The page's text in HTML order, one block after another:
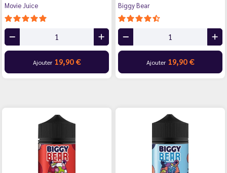
Movie Juice
Ajouter 19,90 €
Biggy Bear
Ajouter 19,90 €